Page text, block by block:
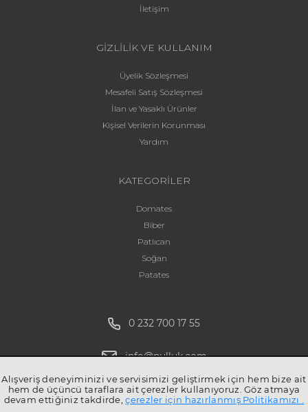
İletişim
GİZLİLİK VE KULLANIM
Üyelik Sözleşmesi
Mesafeli Satış Sözleşmesi
İlan ve Yasaklı Ürünler
Kişisel Verilerin Korunması
Yardım
KATEGORİLER
Domates
Biber
Patlıcan
Soğan
Patates
0 232 700 17 55
info@pulluk.com
Alışveriş deneyiminizi ve servisimizi geliştirmek için hem bize ait
hem de üçüncü taraflara ait çerezler kullanıyoruz. Göz atmaya
devam ettiğiniz takdirde,çerezler için hazırlanmış Politikamızı .